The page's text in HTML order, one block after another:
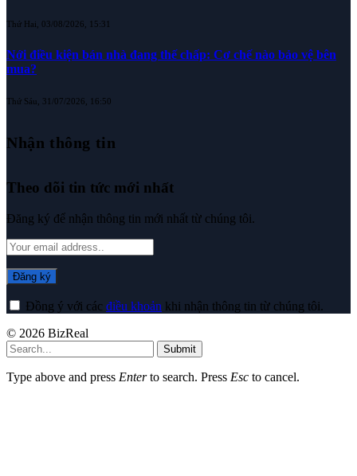
Thứ Hai, 03/08/2026, 15:31
Nới điều kiện bán nhà đang thế chấp: Cơ chế nào bảo vệ bên
mua?
Thứ Sáu, 31/07/2026, 16:50
Nhận thông tin
Theo dõi tin tức mới nhất
Đăng ký để nhận thông tin mới nhất từ chúng tôi.
Đồng ý với các điều khoản khi nhận thông tin từ chúng tôi.
© 2026 BizReal
Submit
Type above and press Enterto search. Press Esc to cancel.